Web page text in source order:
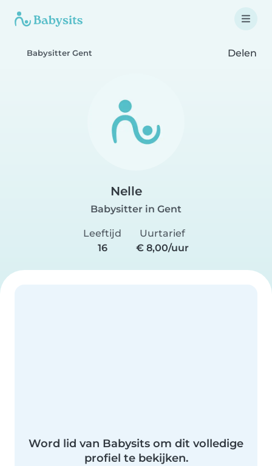
Babysitter Gent Delen
Nelle
Babysitter in Gent
Leeftijd
16
Uurtarief
€ 8,00/uur
Word lid van Babysits om dit volledige
profiel te bekijken.